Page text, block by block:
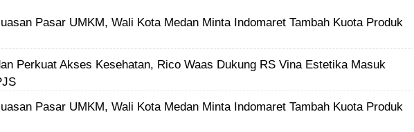
Pasar UMKM, Wali Kota Medan Minta Indomaret Tambah Kuota Produk
Perkuat Akses Kesehatan, Rico Waas Dukung RS Vina Estetika Masuk
Pasar UMKM, Wali Kota Medan Minta Indomaret Tambah Kuota Produk